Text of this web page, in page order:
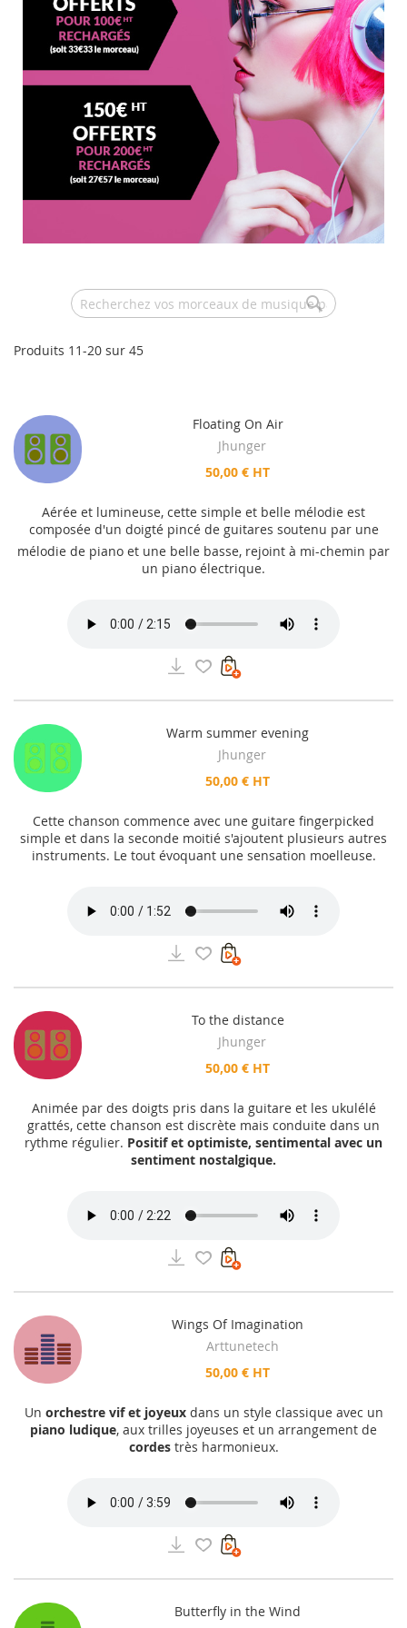
Produits 11-20 sur 45
Floating On Air
Jhunger
50,00 € HT
Aérée et lumineuse, cette simple et belle mélodie est
composée d'un doigté pincé de guitares soutenu par une
mélodie de piano et une belle basse, rejoint à mi-chemin par
un piano électrique.
Warm summer evening
Jhunger
50,00 € HT
Cette chanson commence avec une guitare fingerpicked
simple et dans la seconde moitié s'ajoutent plusieurs autres
instruments. Le tout évoquant une sensation moelleuse.
To the distance
Jhunger
50,00 € HT
Animée par des doigts pris dans la guitare et les ukulélé
grattés, cette chanson est discrète mais conduite dans un
rythme régulier. Positif et optimiste, sentimental avec un
sentiment nostalgique.
Wings Of Imagination
Arttunetech
50,00 € HT
Un orchestre vif et joyeuxdans un style classique avec un
piano ludique, aux trilles joyeuses et un arrangement de
cordestrès harmonieux.
Butterfly in the Wind